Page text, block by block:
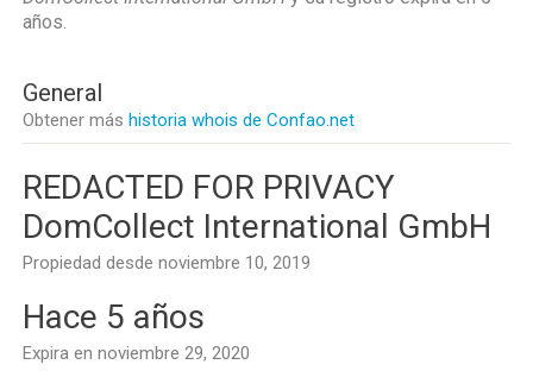
años.
General
Obtener más historia whois de Confao.net
REDACTED FOR PRIVACY
DomCollect International GmbH
Propiedad desde noviembre 10, 2019
Hace 5 años
Expira en noviembre 29, 2020